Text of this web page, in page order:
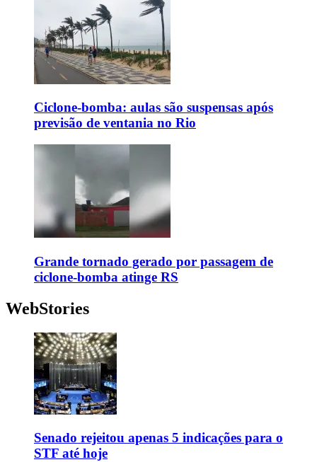
Ciclone-bomba: aulas são suspensas após
previsão de ventania no Rio
Grande tornado gerado por passagem de
ciclone-bomba atinge RS
WebStories
Senado rejeitou apenas 5 indicações para o
STF até hoje